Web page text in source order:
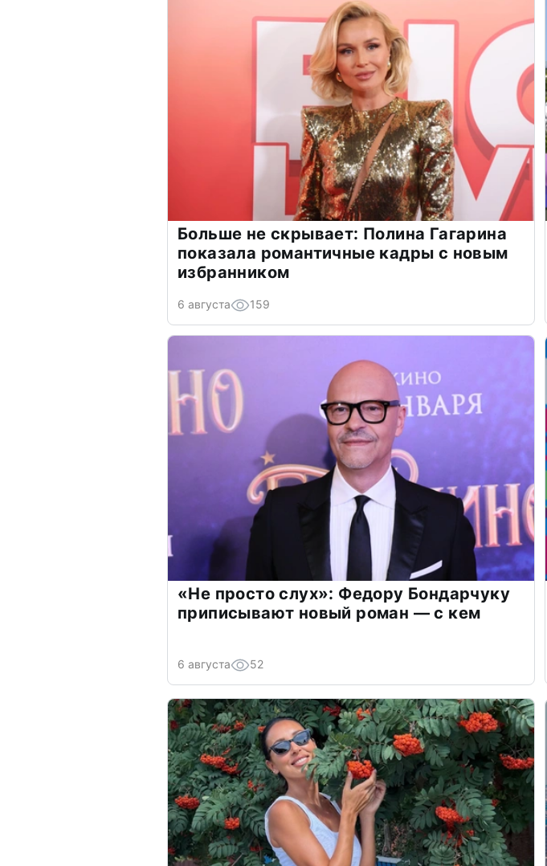
Больше не скрывает: Полина Гагарина
показала романтичные кадры с новым
избранником
6 августа 159
«Не просто слух»: Федору Бондарчуку
приписывают новый роман — с кем
6 августа 52